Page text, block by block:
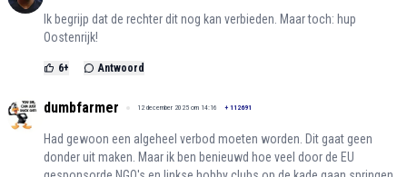
Ik begrijp dat de rechter dit nog kan verbieden. Maar toch: hup
Oostenrijk!
6+ Antwoord
dumbfarmer 12 december 2025 om 14:16 + 112691
Had gewoon een algeheel verbod moeten worden. Dit gaat geen
donder uit maken. Maar ik ben benieuwd hoe veel door de EU